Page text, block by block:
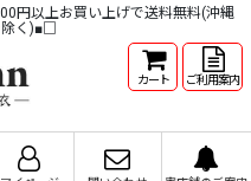
円以上お買い上げで送料無料(沖縄
く)■□
カート ご利用案内